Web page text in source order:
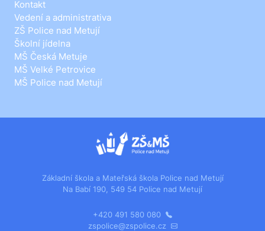
Kontakt
Vedení a administrativa
ZŠ Police nad Metují
Školní jídelna
MŠ Česká Metuje
MŠ Velké Petrovice
MŠ Police nad Metují
Základní škola a Mateřská škola Police nad Metují
Na Babí 190, 549 54 Police nad Metují
+420 491 580 080
zspolice@zspolice.cz